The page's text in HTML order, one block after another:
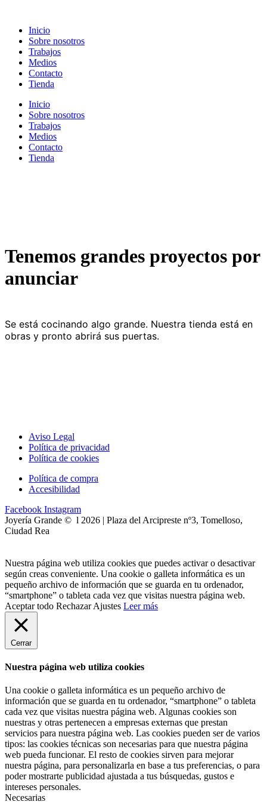
contenido
Inicio
Sobre nosotros
Trabajos
Medios
Contacto
Tienda
Inicio
Sobre nosotros
Trabajos
Medios
Contacto
Tienda
Tenemos grandes proyectos por
anunciar
Se está cocinando algo grande. Nuestra tienda está en
obras y pronto abrirá sus puertas.
Aviso Legal
Política de privacidad
Política de cookies
Política de compra
Accesibilidad
Facebook Instagram
Joyería Grande © l 2026 | Plaza del Arcipreste nº3, Tomelloso,
Ciudad Rea
Nuestra página web utiliza cookies que puedes activar o desactivar
según creas conveniente. Una cookie o galleta informática es un
pequeño archivo de información que se guarda en tu ordenador,
“smartphone” o tableta cada vez que visitas nuestra página web.
Aceptar todo Rechazar Ajustes Leer más
Cerrar
Nuestra página web utiliza cookies
Una cookie o galleta informática es un pequeño archivo de
información que se guarda en tu ordenador, “smartphone” o tableta
cada vez que visitas nuestra página web. Algunas cookies son
nuestras y otras pertenecen a empresas externas que prestan
servicios para nuestra página web. Las cookies pueden ser de varios
tipos: las cookies técnicas son necesarias para que nuestra página
web pueda funcionar. El resto de cookies sirven para mejorar
nuestra página, para personalizarla en base a tus preferencias, o para
poder mostrarte publicidad ajustada a tus búsquedas, gustos e
intereses personales.
Necesarias